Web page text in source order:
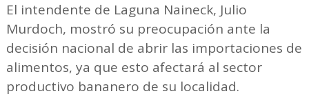
El intendente de Laguna Naineck, Julio
Murdoch, mostró su preocupación ante la
decisión nacional de abrir las importaciones de
alimentos, ya que esto afectará al sector
productivo bananero de su localidad.